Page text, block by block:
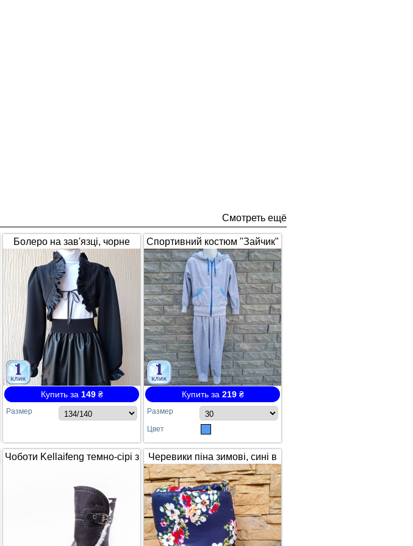
Смотреть ещё
Болеро на зав'язці, чорне
(1653)
Купить за 149₴
Размер
Спортивний костюм "Зайчик"
з вушками, сірий з синім 1672
(арт.326)
Купить за 219₴
Размер
Цвет
Чоботи Kellaifeng темно-сірі з
Черевики піна зимові, сині в
квітах